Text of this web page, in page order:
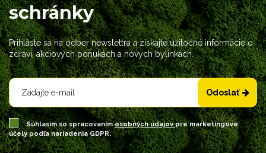
schránky
Prihláste sa na odber newslettra a získajte užitočné informácie o
zdraví, akciových ponukách a nových bylinkách.
Odoslať
Súhlasím so spracovanímosobných údajovpre marketingové
účely podľa nariadenia GDPR.